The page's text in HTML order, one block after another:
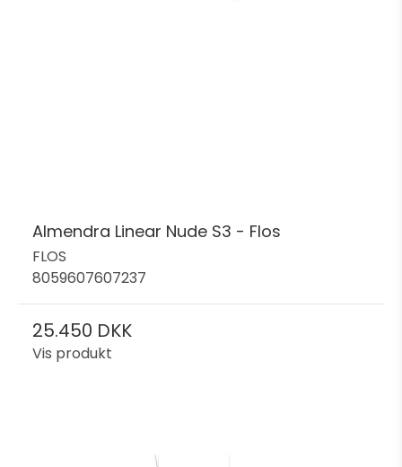
Almendra Linear Nude S3 - Flos
FLOS
8059607607237
25.450 DKK
Vis produkt